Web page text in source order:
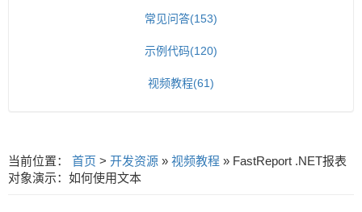
常见问答(153)
示例代码(120)
视频教程(61)
当前位置： 首页 > 开发资源 » 视频教程 » FastReport .NET报表
对象演示：如何使用文本